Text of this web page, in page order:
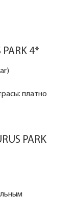
PARK 4*
платно
PARK